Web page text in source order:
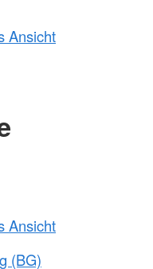
Ansicht
Ansicht
(BG)